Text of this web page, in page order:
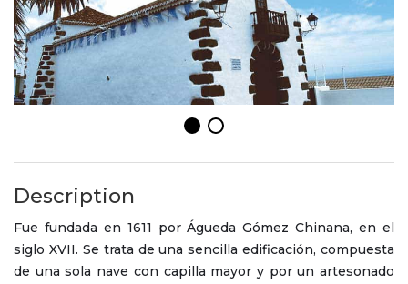
Description
Fue fundada en 1611 por Águeda Gómez Chinana, en el
siglo XVII. Se trata de una sencilla edificación, compuesta
de una sola nave con capilla mayor y por un artesonado